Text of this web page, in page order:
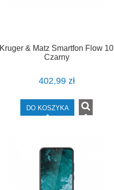
Kruger & Matz Smartfon Flow 10
Czarny
402,99 zł
DO KOSZYKA